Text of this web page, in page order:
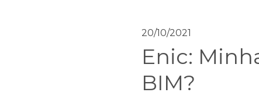
20/10/2021
Enic:
BIM?